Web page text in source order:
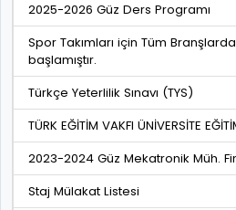
2025-2026 Güz Ders Programı
Spor Takımları için Tüm
başlamıştır.
Türkçe Yeterlilik Sınavı (TYS)
TÜRK EĞİTİM VAKFI ÜNİVERSİTE
2023-2024 Güz Mekatronik Müh.
Staj Mülakat Listesi